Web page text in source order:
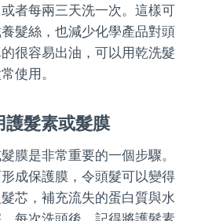
者每兩三天洗一次。這樣可
髮絲，也減少化學產品對頭
很容易出油，可以用乾洗髮
使用。
護髮素或髮膜
膜是非常重要的一個步驟。
成保護膜，令頭髮可以變得
芯，補充流失的蛋白質與水